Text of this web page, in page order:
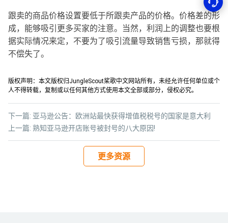
跟卖的商品价格设置要低于所跟卖产品的价格。价格差的形
成，能够吸引更多买家的注意。当然，利润上的调整也要根
据实际情况来定，不要为了吸引流量导致销售亏损，那就得
不偿失了。
版权声明：本文版权归JungleScout桨歌中文网站所有，未经允许任何单位或个
人不得转载，复制或以任何其他方式使用本文全部或部分，侵权必究。
上一篇: 熟知亚马逊开店账号被封号的八大原因!
下一篇: 亚马逊公告：欧洲站最快获得增值税税号的国家是意大利
更多资源